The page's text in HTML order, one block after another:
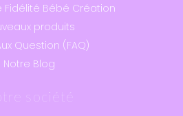
Fidélité Bébé Création
produits
Question (FAQ)
Notre Blog
société